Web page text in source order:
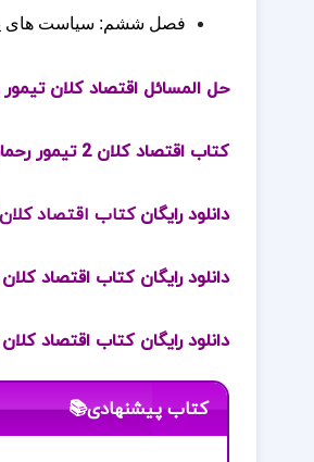
فصل ششم: سیاست های
حل المسائل اقتصاد کلان تیمور
کتاب اقتصاد کلان 2 تیمور رحمانی
دانلود رایگانکتاب اقتصاد
دانلود رایگان کتاب اقتصاد
دانلود رایگان کتاب اقتصاد
کتاب پیشنهادی📚